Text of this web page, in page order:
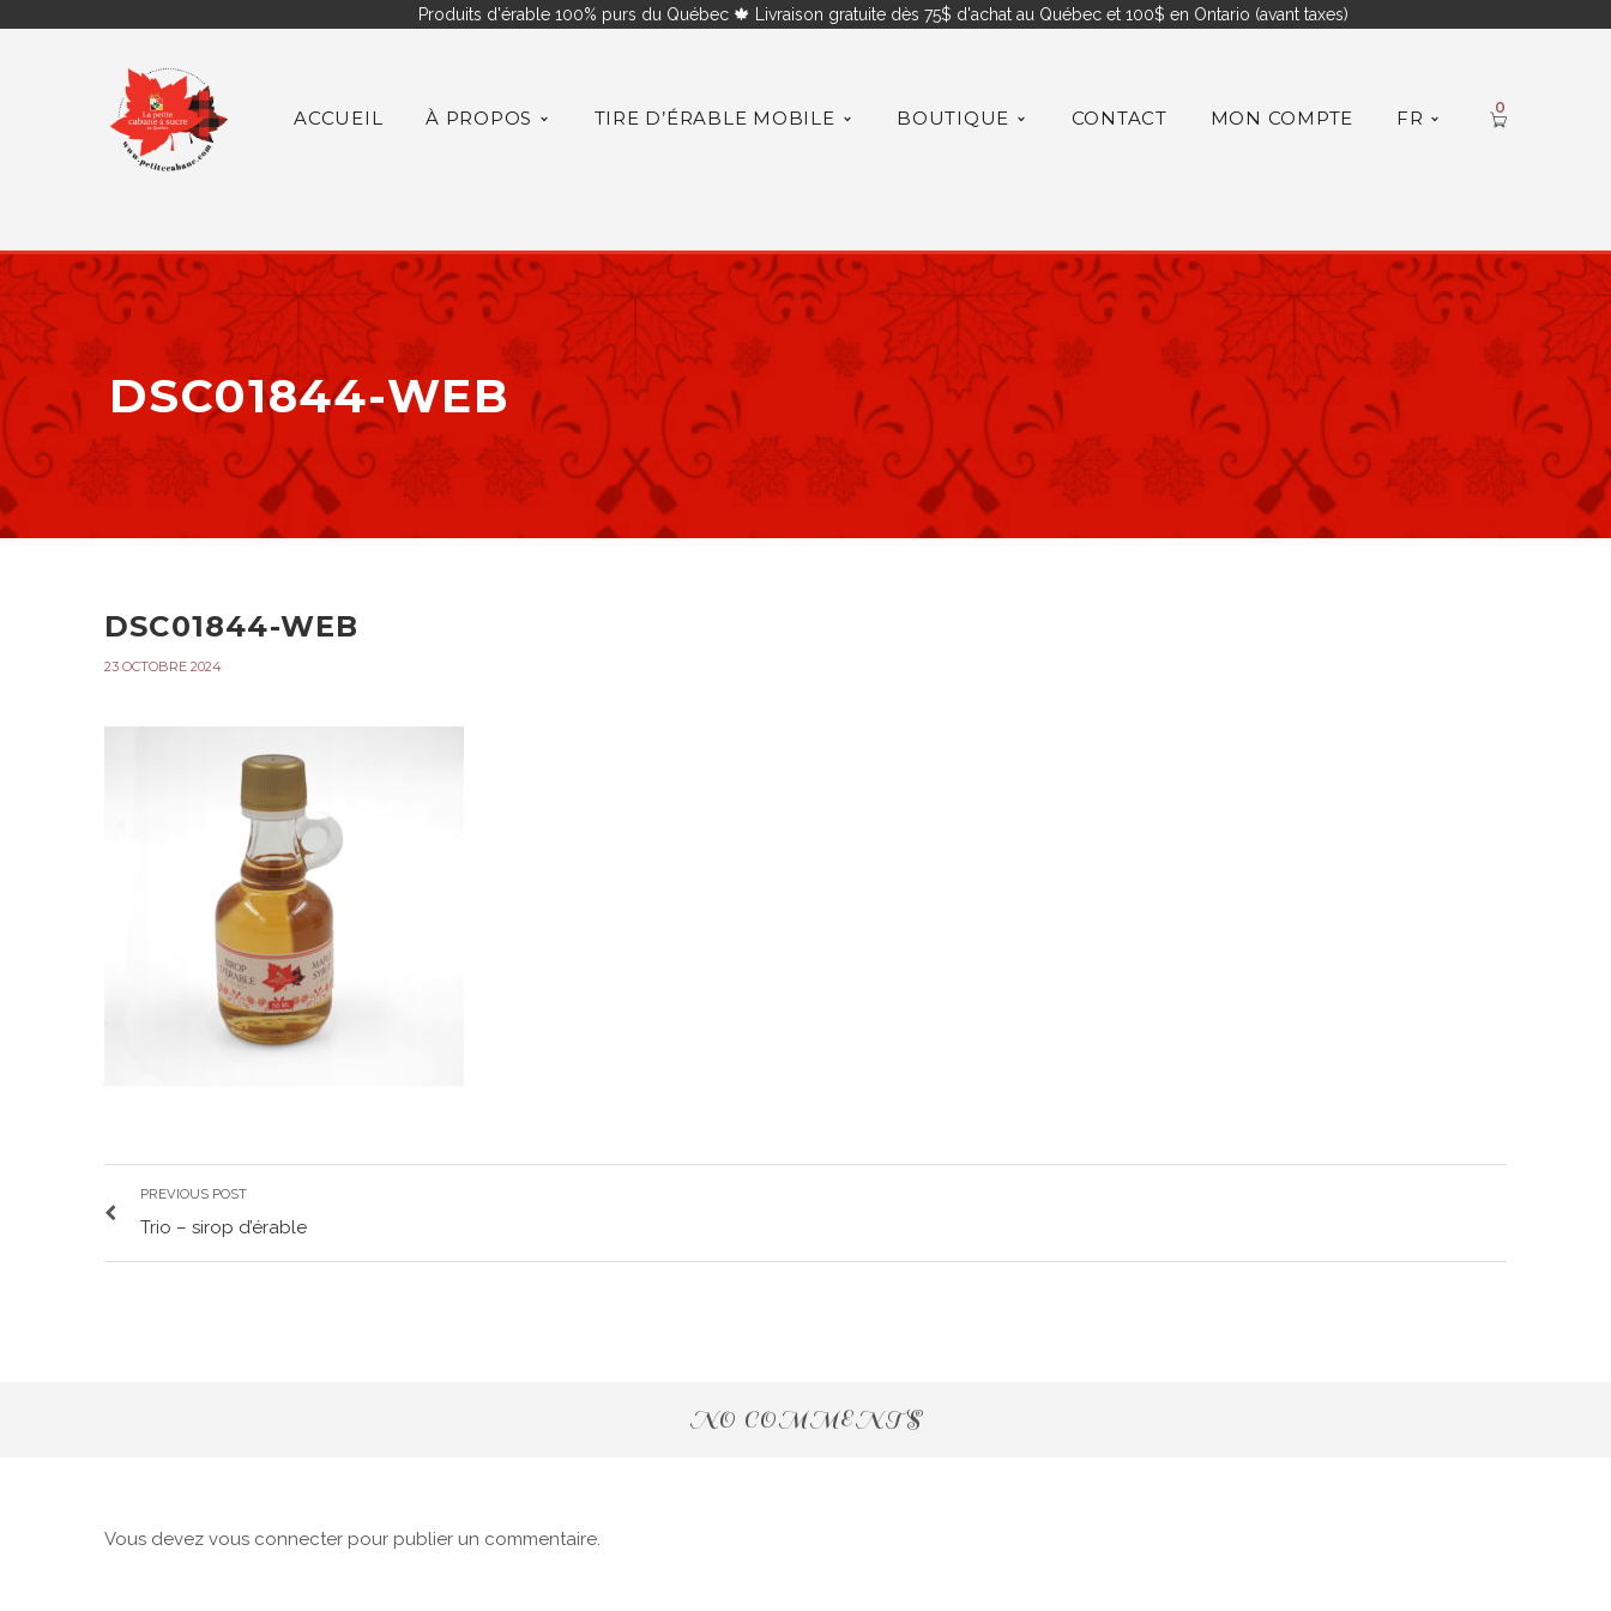
Produits d'érable 100% purs du Québec 🍁 Livraison gratuite dès 75$ d'achat au Québec et 100$ en Ontario (avant taxes)
ACCUEIL À PROPOS TIRE D’ÉRABLE MOBILE BOUTIQUE CONTACT MON COMPTE FR 0
DSC01844-WEB
DSC01844-WEB
23 OCTOBRE 2024
PREVIOUS POST
Trio – sirop d’érable
NO COMMENTS
Vous devez vous connecter pour publier un commentaire.